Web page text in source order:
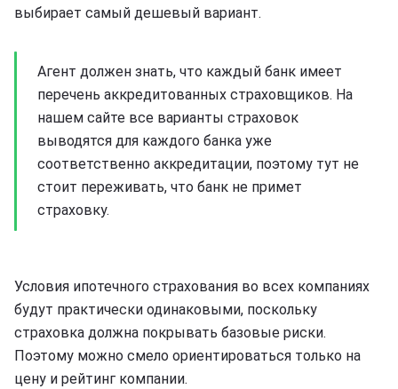
выбирает самый дешевый вариант.
Агент должен знать, что каждый банк имеет
перечень аккредитованных страховщиков. На
нашем сайте все варианты страховок
выводятся для каждого банка уже
соответственно аккредитации, поэтому тут не
стоит переживать, что банк не примет
страховку.
Условия ипотечного страхования во всех компаниях
будут практически одинаковыми, поскольку
страховка должна покрывать базовые риски.
Поэтому можно смело ориентироваться только на
цену и рейтинг компании.